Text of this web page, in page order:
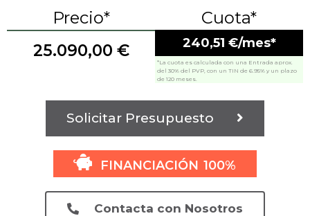
Precio*
25.090,00 €
Cuota*
240,51 €/mes*
*La cuota es calculada con una Entrada aprox.
del 30% del PVP, con un TIN de 6.95% y un plazo
de 120 meses.
Solicitar Presupuesto
FINANCIACIÓN 100%
Contacta con Nosotros